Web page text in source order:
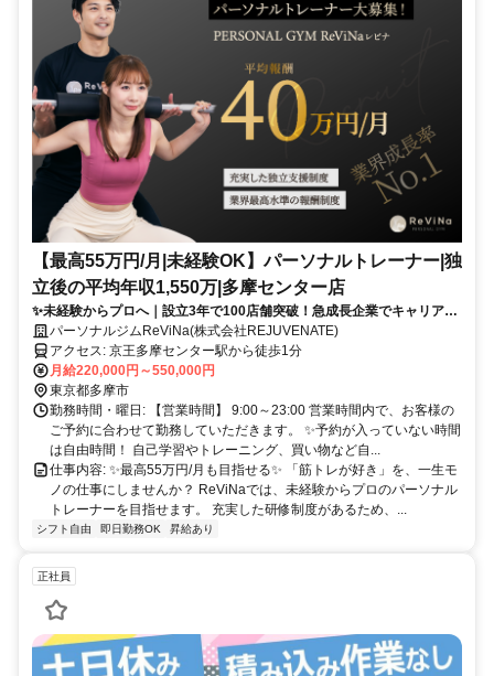
【最高55万円/月|未経験OK】パーソナルトレーナー|独
立後の平均年収1,550万|多摩センター店
✨未経験からプロへ｜設立3年で100店舗突破！急成長企業でキャリアア
ップパーソナルジムReViNa(株式会社REJUVENATE)
アクセス: 京王多摩センター駅から徒歩1分
月給220,000円～550,000円
東京都多摩市
勤務時間・曜日: 【営業時間】 9:00～23:00 営業時間内で、お客様の
ご予約に合わせて勤務していただきます。 ✨予約が入っていない時間
は自由時間！ 自己学習やトレーニング、買い物など自...
仕事内容: ✨最高55万円/月も目指せる✨ 「筋トレが好き」を、一生モ
ノの仕事にしませんか？ ReViNaでは、未経験からプロのパーソナル
トレーナーを目指せます。 充実した研修制度があるため、...
シフト自由 即日勤務OK 昇給あり
正社員